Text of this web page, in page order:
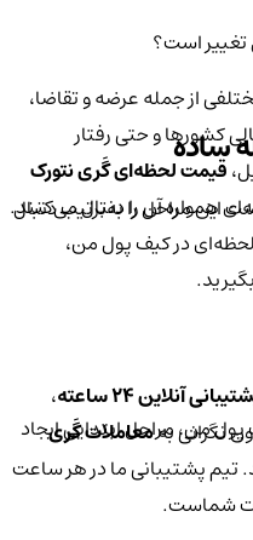
است؟
از جمله عرضه و تقاضا،
کشورها و حتی رفتار
قیمت لحظه‌ای گَری نتورک
همواره آن را دنبال می‌کنند.
در کیف پول من،
آنلاین ۲۴ ساعته
،
نگرانی بهمعاملات گَری
تیم پشتیبانی ما در هر ساعت
شماست.
این مراحل را به‌ترتیب دنبال
من، مراحل ابتدایی ایجاد